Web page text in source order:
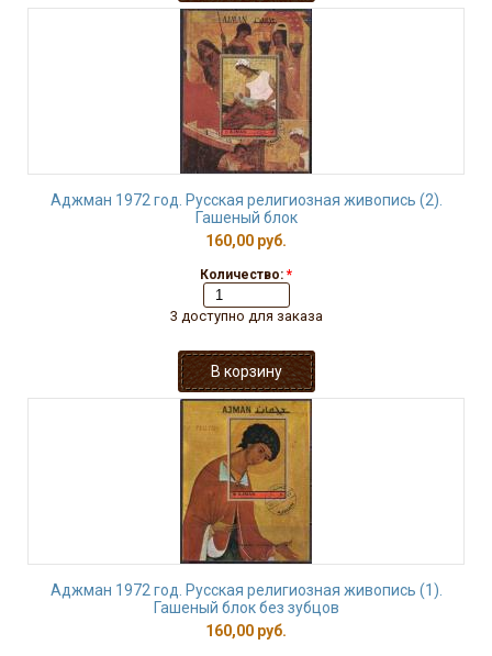
Аджман 1972 год. Русская религиозная живопись (2).
Гашеный блок
160,00 руб.
Количество: *
3 доступно для заказа
Аджман 1972 год. Русская религиозная живопись (1).
Гашеный блок без зубцов
160,00 руб.